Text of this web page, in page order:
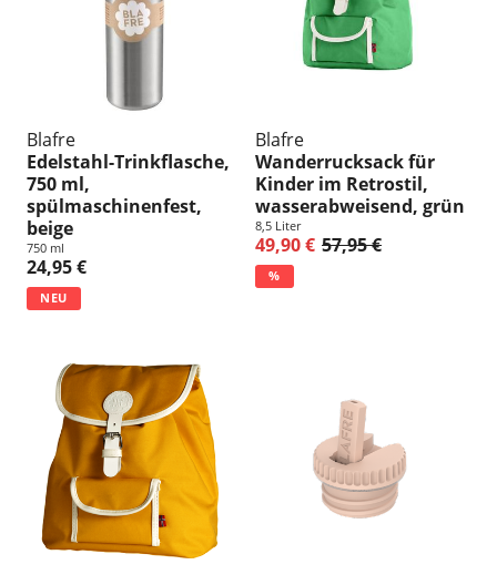
Blafre
Edelstahl-Trinkflasche,
750 ml,
spülmaschinenfest,
beige
750 ml
24,95 €
NEU
Blafre
Wanderrucksack für
Kinder im Retrostil,
wasserabweisend, grün
8,5 Liter
49,90 € 57,95 €
%